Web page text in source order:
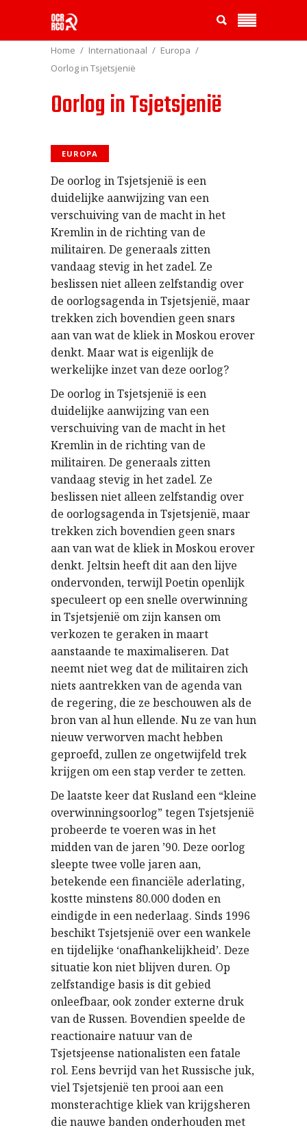
Home Internationaal
Europa
Oorlog in Tsjetsjenië
Oorlog in Tsjetsjenië
EUROPA
De oorlog in Tsjetsjenië is een
duidelijke aanwijzing van een
verschuiving van de macht in het
Kremlin in de richting van de
militairen. De generaals zitten
vandaag stevig in het zadel. Ze
beslissen niet alleen zelfstandig over
de oorlogsagenda in Tsjetsjenië, maar
trekken zich bovendien geen snars
aan van wat de kliek in Moskou erover
denkt. Maar wat is eigenlijk de
werkelijke inzet van deze oorlog?
De oorlog in Tsjetsjenië is een
duidelijke aanwijzing van een
verschuiving van de macht in het
Kremlin in de richting van de
militairen. De generaals zitten
vandaag stevig in het zadel. Ze
beslissen niet alleen zelfstandig over
de oorlogsagenda in Tsjetsjenië, maar
trekken zich bovendien geen snars
aan van wat de kliek in Moskou erover
denkt. Jeltsin heeft dit aan den lijve
ondervonden, terwijl Poetin openlijk
speculeert op een snelle overwinning
in Tsjetsjenië om zijn kansen om
verkozen te geraken in maart
aanstaande te maximaliseren. Dat
neemt niet weg dat de militairen zich
niets aantrekken van de agenda van
de regering, die ze beschouwen als de
bron van al hun ellende. Nu ze van hun
nieuw verworven macht hebben
geproefd, zullen ze ongetwijfeld trek
krijgen om een stap verder te zetten.
De laatste keer dat Rusland een “kleine
overwinningsoorlog” tegen Tsjetsjenië
probeerde te voeren was in het
midden van de jaren ’90. Deze oorlog
sleepte twee volle jaren aan,
betekende een financiële aderlating,
kostte minstens 80.000 doden en
eindigde in een nederlaag. Sinds 1996
beschikt Tsjetsjenië over een wankele
en tijdelijke ‘onafhankelijkheid’. Deze
situatie kon niet blijven duren. Op
zelfstandige basis is dit gebied
onleefbaar, ook zonder externe druk
van de Russen. Bovendien speelde de
reactionaire natuur van de
Tsjetsjeense nationalisten een fatale
rol. Eens bevrijd van het Russische juk,
viel Tsjetsjenië ten prooi aan een
monsterachtige kliek van krijgsheren
die nauwe banden onderhouden met